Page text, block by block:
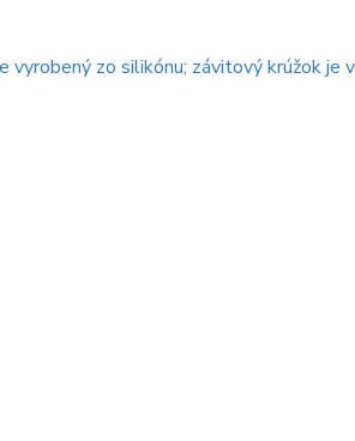
zo silikónu; závitový krúžok je